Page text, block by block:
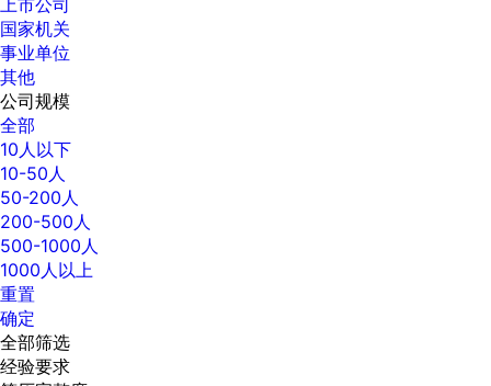
上市公司
国家机关
事业单位
其他
公司规模
全部
10人以下
10-50人
50-200人
200-500人
500-1000人
1000人以上
重置
确定
全部筛选
经验要求